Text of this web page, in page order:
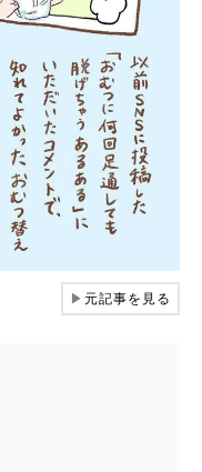
▶元記事を見る